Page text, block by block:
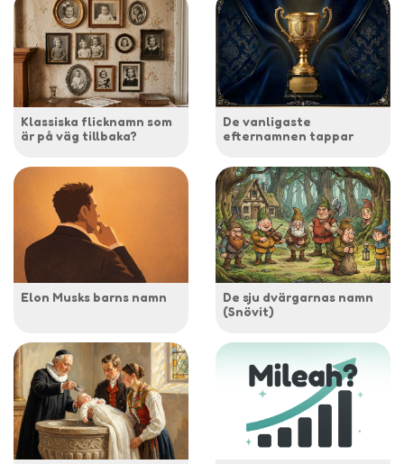
Klassiska flicknamn som
är på väg tillbaka?
De vanligaste
efternamnen tappar
Elon Musks barns namn
De sju dvärgarnas namn
(Snövit)